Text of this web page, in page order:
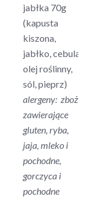
jabłka 70g
(kapusta
kiszona,
jabłko, cebula,
olej roślinny,
sól, pieprz)
alergeny: zboża
zawierające
gluten, ryba,
jaja, mleko i
pochodne,
gorczyca i
pochodne